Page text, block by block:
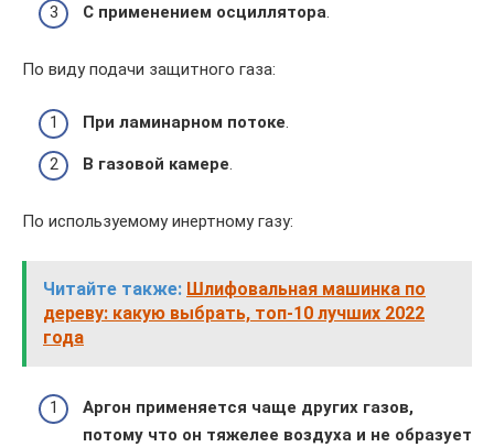
С применением осциллятора
По виду подачи защитного газа:
При ламинарном потоке.
В газовой камере
По используемому инертному газу:
Читайте также: Шлифовальная машинка по
дереву: какую выбрать, топ-10 лучших 2022
года
Аргон применяется чаще других газов,
потому что он тяжелее воздуха и не образует